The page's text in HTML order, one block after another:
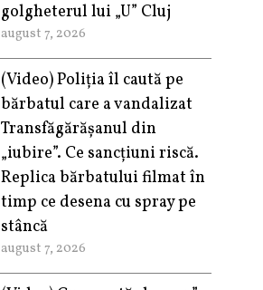
golgheterul lui „U” Cluj
august 7, 2026
(Video) Poliția îl caută pe
bărbatul care a vandalizat
Transfăgărășanul din
„iubire”. Ce sancțiuni riscă.
Replica bărbatului filmat în
timp ce desena cu spray pe
stâncă
august 7, 2026